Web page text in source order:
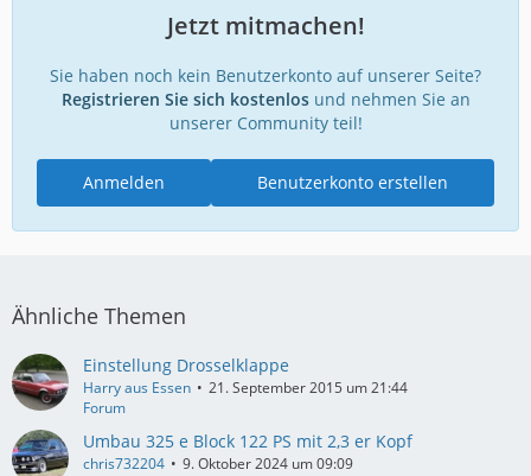
Jetzt mitmachen!
Sie haben noch kein Benutzerkonto auf unserer Seite?
Registrieren Sie sich kostenlosund nehmen Sie an
unserer Community teil!
Benutzerkonto erstellen
Anmelden
Ähnliche Themen
Einstellung Drosselklappe
Harry aus Essen
21. September 2015 um 21:44
Forum
Umbau 325 e Block 122 PS mit 2,3 er Kopf
chris732204
9. Oktober 2024 um 09:09